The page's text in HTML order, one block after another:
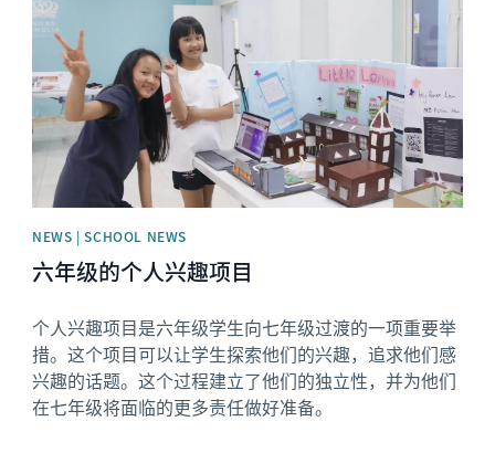
NEWS | SCHOOL NEWS
六年级的个人兴趣项目
个人兴趣项目是六年级学生向七年级过渡的一项重要举
措。这个项目可以让学生探索他们的兴趣，追求他们感
兴趣的话题。这个过程建立了他们的独立性，并为他们
在七年级将面临的更多责任做好准备。